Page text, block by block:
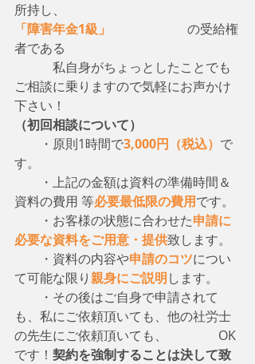
所持し、
「障害年金1級」
の受給権
者である
私自身がちょっとしたことでも
ご相談に乗りますので気軽にお声かけ
下さい！
（初回相談について）
・原則1時間で3,000円（税込） で
す。
・上記の金額は資料の準備時間＆
資料の費用 等必要最低限の費用です。
・お客様の状態に合わせた申請に
必要な資料をご用意・提供致します。
・資料の内容や申請のコツについ
て可能な限り親身にご説明します。
・その後はご自身で申請されて
も、私にご依頼頂いても、他の社労士
の先生にご依頼頂いても、　　　　OK
です！ 契約を強制することは決して致